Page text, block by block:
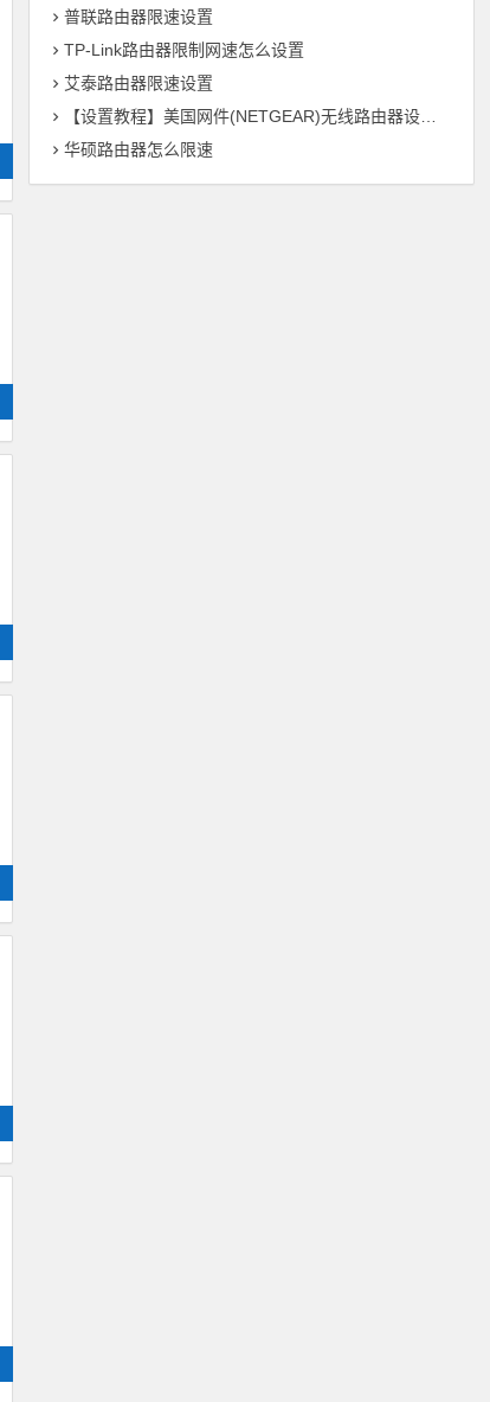
普联路由器限速设置
TP-Link路由器限制网速怎么设置
艾泰路由器限速设置
【设置教程】美国网件(NETGEAR)无线路由器设置教程【图文】
华硕路由器怎么限速